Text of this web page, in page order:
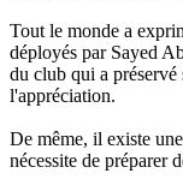
Tout le monde a
déployés par Sayed
du club qui a préservé
l'appréciation.
De même, il existe
nécessite de préparer